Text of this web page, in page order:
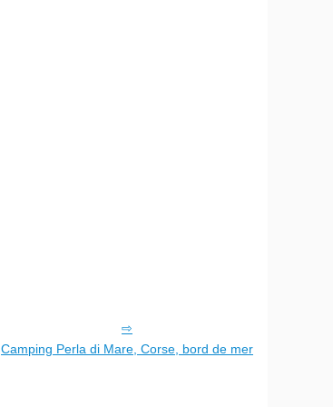
Camping Perla di Mare, Corse, bord de mer